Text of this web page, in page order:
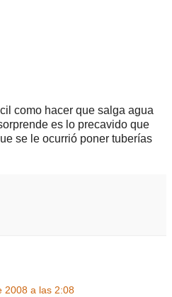
como hacer que salga agua
es lo precavido que
se le ocurrió poner tuberías
2008 a las 2:08